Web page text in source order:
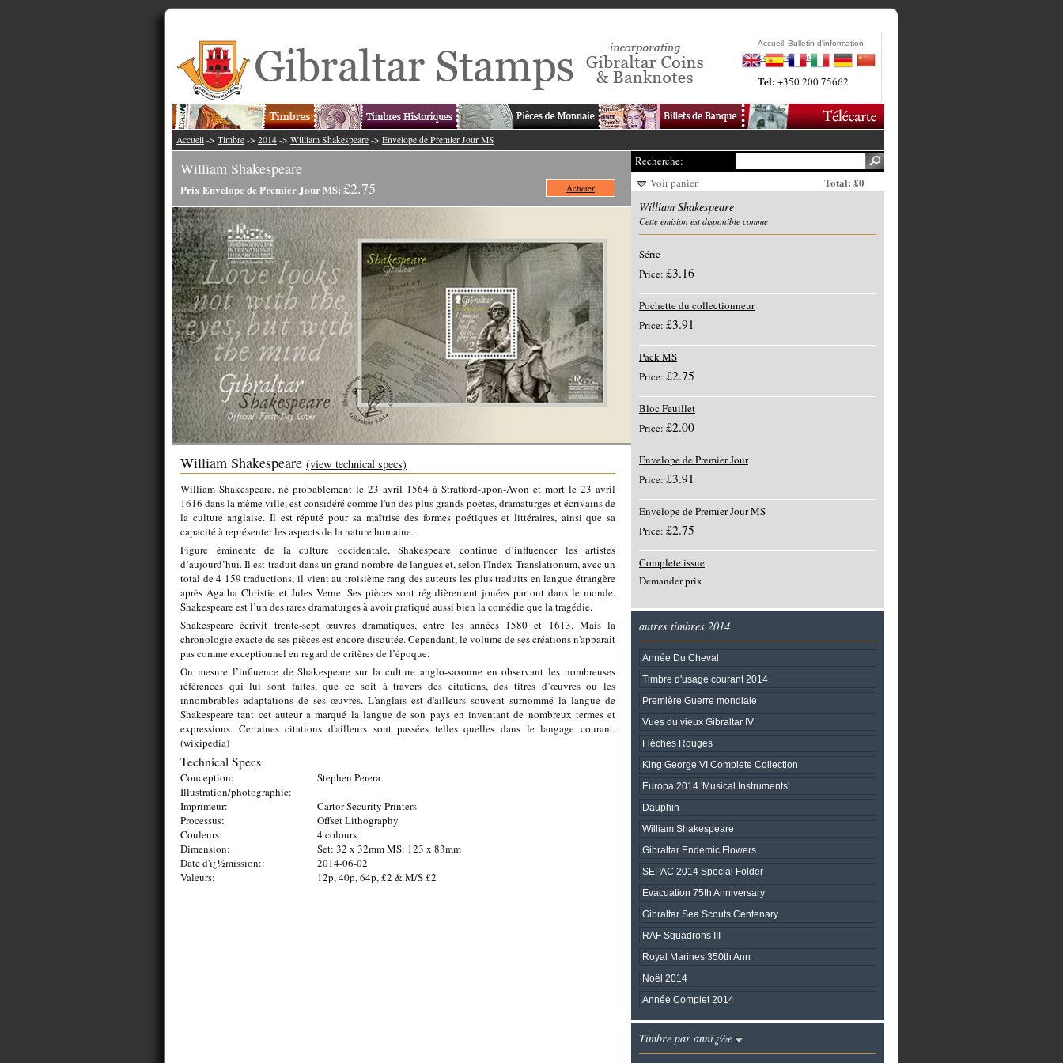
Accueil Bulletin d'information
Contactez-Nous
Tel:+350 200 75662
Accueil -> Timbre -> 2014 -> William Shakespeare -> Envelope de Premier Jour MS
William Shakespeare
Prix Envelope de Premier Jour MS: £2.75 Acheter
William Shakespeare (view technical specs)
William Shakespeare, né probablement le 23 avril 1564 à Stratford-upon-Avon et mort le 23 avril
1616 dans la même ville, est considéré comme l'un des plus grands poètes, dramaturges et écrivains de
la culture anglaise. Il est réputé pour sa maîtrise des formes poétiques et littéraires, ainsi que sa
capacité à représenter les aspects de la nature humaine.
Figure éminente de la culture occidentale, Shakespeare continue d’influencer les artistes
d’aujourd’hui. Il est traduit dans un grand nombre de langues et, selon l'Index Translationum, avec un
total de 4 159 traductions, il vient au troisième rang des auteurs les plus traduits en langue étrangère
après Agatha Christie et Jules Verne. Ses pièces sont régulièrement jouées partout dans le monde.
Shakespeare est l’un des rares dramaturges à avoir pratiqué aussi bien la comédie que la tragédie.
Shakespeare écrivit trente-sept œuvres dramatiques, entre les années 1580 et 1613. Mais la
chronologie exacte de ses pièces est encore discutée. Cependant, le volume de ses créations n'apparaît
pas comme exceptionnel en regard de critères de l’époque.
On mesure l’influence de Shakespeare sur la culture anglo-saxonne en observant les nombreuses
références qui lui sont faites, que ce soit à travers des citations, des titres d’œuvres ou les
innombrables adaptations de ses œuvres. L'anglais est d'ailleurs souvent surnommé la langue de
Shakespeare tant cet auteur a marqué la langue de son pays en inventant de nombreux termes et
expressions. Certaines citations d'ailleurs sont passées telles quelles dans le langage courant.
(wikipedia)
Technical Specs
Conception:
Stephen Perera
Illustration/photographie:
Imprimeur:
Cartor Security Printers
Processus:
Offset Lithography
Couleurs:
4 colours
Dimension:
Set: 32 x 32mm MS: 123 x 83mm
Date d'ï¿½mission::
2014-06-02
Valeurs:
12p, 40p, 64p, £2 & M/S £2
Recherche:
Voir panier
Total: £0
William Shakespeare
Cette emision est disponible comme
Série
Price: £3.16
Pochette du collectionneur
Price: £3.91
Pack MS
Price: £2.75
Bloc Feuillet
Price: £2.00
Envelope de Premier Jour
Price: £3.91
Envelope de Premier Jour MS
Price: £2.75
Complete issue
Demander prix
autres timbres 2014
Année Du Cheval
Timbre d'usage courant 2014
Première Guerre mondiale
Vues du vieux Gibraltar IV
Flèches Rouges
King George VI Complete Collection
Europa 2014 'Musical Instruments'
Dauphin
William Shakespeare
Gibraltar Endemic Flowers
SEPAC 2014 Special Folder
Evacuation 75th Anniversary
Gibraltar Sea Scouts Centenary
RAF Squadrons III
Royal Marines 350th Ann
Noël 2014
Année Complet 2014
Timbre par annï¿½e